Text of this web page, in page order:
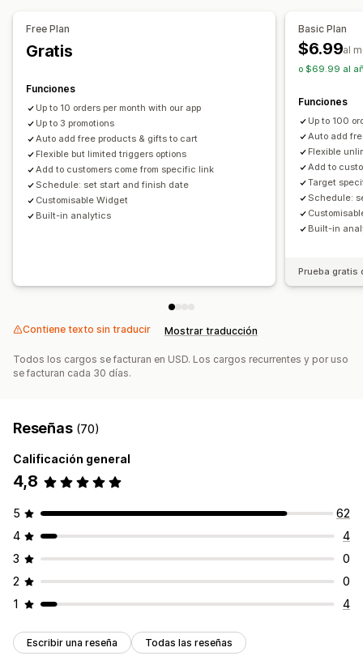
Gestión de descuentos
Herramienta de edición
Activadores y reglas
Segmentación
Etiquetas Seguimiento
Informes y estadísticas
Free Plan
Gratis
Funciones
Up to 10 orders per month with our app
Up to 3 promotions
Auto add free products & gifts to cart
Flexible but limited triggers options
Add to customers come from specific link
Schedule: set start and finish date
Customisable Widget
Built-in analytics
Basic Plan
$6.99al
o $69.99 al
Funciones
Up to 100
Auto add
Flexible
Add to
Target
Schedule:
Built-in
Prueba gratis
Contiene texto sin traducir Mostrar traducción
Todos los cargos se facturan en USD. Los cargos recurrentes y por uso
se facturan cada 30 días.
Reseñas (70)
Calificación general
4,8
5
62
4
4
3
0
2
0
1
4
Escribir una reseña Todas las reseñas